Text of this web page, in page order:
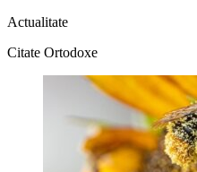
Actualitate
Citate Ortodoxe